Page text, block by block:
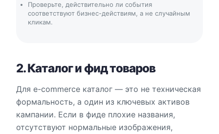
Проверьте, действительно ли события
соответствуют бизнес-действиям, а не случайным
кликам.
2. Каталог и фид товаров
Для e-commerce каталог — это не техническая
формальность, а один из ключевых активов
кампании. Если в фиде плохие названия,
отсутствуют нормальные изображения,